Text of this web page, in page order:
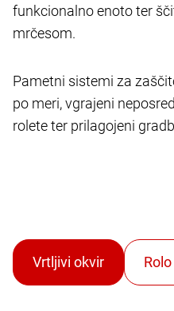
funkcionalno enoto ter
mrčesom.
Pametni sistemi za
po meri, vgrajeni
rolete ter prilagojeni